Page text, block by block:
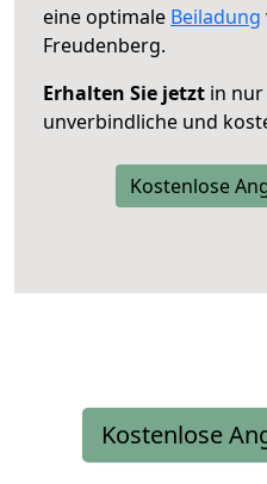
eine optimale Beiladung
Freudenberg.
Erhalten Sie jetzt in
unverbindliche und
Kostenlose
Kostenlose